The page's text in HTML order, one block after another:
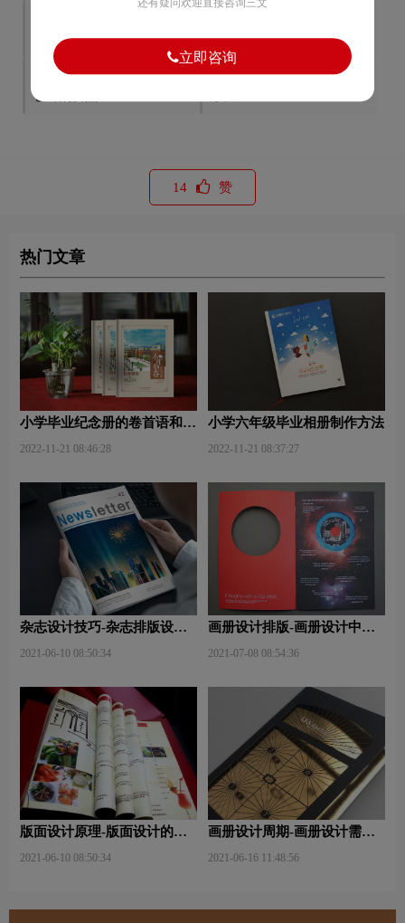
的三个考虑要素
服装画册设计-服装行业画册
设计的要点？
画册极简设计的特征和表现
14 赞
热门文章
小学毕业纪念册的卷首语和卷
2022-11-21 08:46:28
小学六年级毕业相册制作方法
2022-11-21 08:37:27
杂志设计技巧-杂志排版设计
2021-06-10 08:50:34
画册设计排版-画册设计中图
2021-07-08 08:54:36
版面设计原理-版面设计的原
2021-06-10 08:50:34
画册设计周期-画册设计需要
2021-06-16 11:48:56
立即咨询